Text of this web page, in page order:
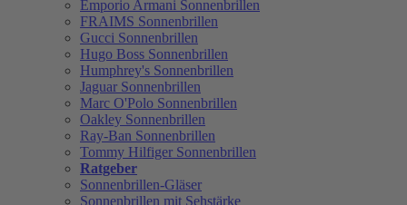
Emporio Armani Sonnenbrillen
FRAIMS Sonnenbrillen
Gucci Sonnenbrillen
Hugo Boss Sonnenbrillen
Humphrey's Sonnenbrillen
Jaguar Sonnenbrillen
Marc O'Polo Sonnenbrillen
Oakley Sonnenbrillen
Ray-Ban Sonnenbrillen
Tommy Hilfiger Sonnenbrillen
Ratgeber
Sonnenbrillen-Gläser
Sonnenbrillen mit Sehstärke